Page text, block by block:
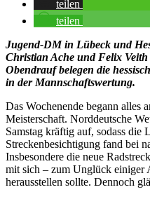
teilen
teilen
Jugend-DM in Lübeck und
Christian Ache und Felix
Obendrauf belegen die
in der Mannschaftswertung.
Das Wochenende begann alles
Meisterschaft. Norddeutsche
Samstag kräftig auf, sodass die
Streckenbesichtigung fand bei
Insbesondere die neue
mit sich – zum Unglück einiger
herausstellen sollte. Dennoch